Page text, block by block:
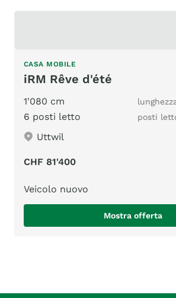
CASA MOBILE
iRM Rêve d'été
1'080 cm
6 posti letto posti
Uttwil
CHF 81'400
Veicolo nuovo
Mostra offerta